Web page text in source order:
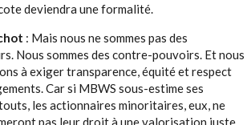
deviendra une formalité.
: Mais nous ne sommes pas des
Nous sommes des contre-pouvoirs. Et nous
à exiger transparence, équité et respect
Car si MBWS sous-estime ses
les actionnaires minoritaires, eux, ne
pas leur droit à une valorisation juste.